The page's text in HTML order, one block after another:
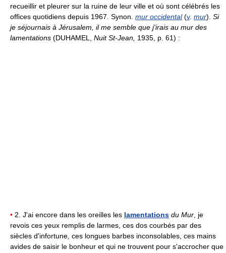
recueillir et pleurer sur la ruine de leur ville et où sont célébrés les
offices quotidiens depuis 1967. Synon. mur occidental (v. mur). Si
je séjournais à Jérusalem, il me semble que j'irais au mur des
lamentations (DUHAMEL, Nuit St-Jean, 1935, p. 61) :
• 2. J'ai encore dans les oreilles les lamentations du Mur , je
revois ces yeux remplis de larmes, ces dos courbés par des
siècles d'infortune, ces longues barbes inconsolables, ces mains
avides de saisir le bonheur et qui ne trouvent pour s'accrocher que